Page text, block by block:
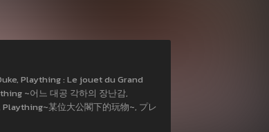
Plaything : Le jouet du Grand
~어느 대공 각하의 장난감,
某位大公閣下的玩物~, プレ